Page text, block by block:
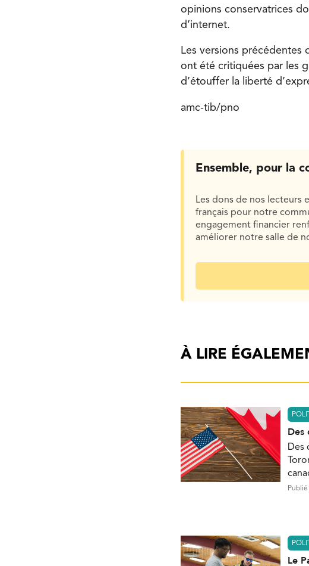
opinions conservatrices
d’internet.
Les versions
ont été critiquées par les
d’étouffer la liberté
amc-tib/pno
Ensemble, pour la
Les dons de nos lecteurs
français pour notre
engagement financier
améliorer notre salle de
À LIRE
Des
Des
Le